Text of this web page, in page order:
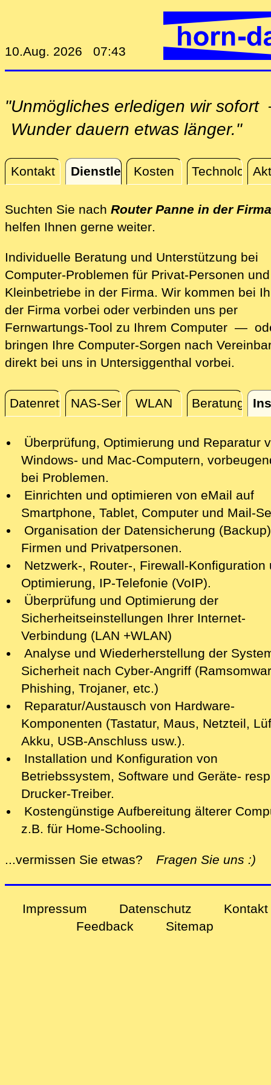
10.Aug. 2026 07:43
"Unmögliches erledigen wir
Wunder dauern etwas länger."
Kontakt Dienstleistungen
Kosten Technologie
Dienstleistungen
Suchten Sie nach Router Panne in der Firma
helfen Ihnen gerne weiterdirekt vor Ort in der
.
Individuelle Beratung und Unterstützung bei
Computer-Problemen für Privat-Personen und
Kleinbetriebe in der Firma. Wir kommen bei
der Firma vorbei oder verbinden uns per
Fernwartungs-Tool zu Ihrem Computer —
bringen Ihre Computer-Sorgen nach
direkt bei uns in Untersiggenthal vorbei.
DatenrettungNAS-ServerWLAN Beratung
Installation / Konfiguration
Überprüfung, Optimierung und Reparatur
Windows- und Mac-Computern,
bei Problemen.
Einrichten und optimieren von eMail auf
Smartphone, Tablet, Computerund Mail-
Organisation der Datensicherung
Firmen und Privatpersonen.
Netzwerk-, Router-, Firewall-Konfiguration
Optimierung, IP-Telefonie (VoIP).
Überprüfung und Optimierung der
Sicherheitseinstellungen Ihrer Internet-
Verbindung (LAN +WLAN)
Analyse und Wiederherstellung der
Sicherheit nach Cyber-Angriff
Phishing, Trojaner, etc.)
Reparatur/Austausch von Hardware-
Komponenten (Tastatur, Maus, Netzteil,
Akku, USB-Anschluss usw.).
Installation und Konfiguration von
Betriebssystem, Software und Geräte-
Drucker-Treiber.
Kostengünstige Aufbereitung älterer
z.B. für Home-Schooling.
...vermissen Sie etwas? Fragen Sie uns :)
Impressum Datenschutz
Kontakt
Feedback
Sitemap